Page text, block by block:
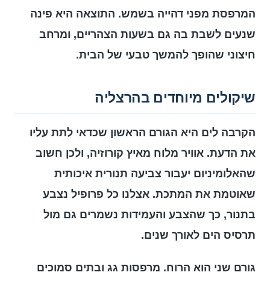
המרפסת מפני דהייה בשמש. התוצאה היא פינה
שנעים לשבת בה גם בשעות הצהריים, ומרחב
חיצוני שהופך להמשך טבעי של הבית.
שיקולים מיוחדים בהרצליה
הקרבה לים היא הגורם הראשון שכדאי לתת עליו
את הדעת. אוויר מלוח מאיץ קורוזיה, ולכן חשוב
שהאלומיניום יעבור צביעה תנורית איכותית
שאוטמת את המתכת. אצלנו כל פרופיל נצבע
בתנור, כך שהצבע והעמידות נשמרים גם מול
תרסיס הים לאורך שנים.
גורם שני הוא הרוח. מרפסות גג ובתים סמוכים